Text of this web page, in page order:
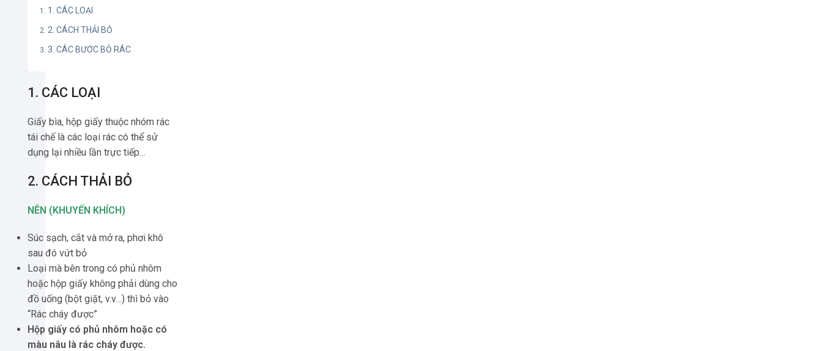
1. CÁC LOẠI
2. CÁCH THẢI BỎ
3. CÁC BƯỚC BỎ RÁC
1. CÁC LOẠI
Giấy bìa, hộp giấy thuộc nhóm rác
tái chế là các loại rác có thể sử
dụng lại nhiều lần trực tiếp…
2. CÁCH THẢI BỎ
NÊN (KHUYẾN KHÍCH)
Súc sạch, cắt và mở ra, phơi khô
sau đó vứt bỏ
Loại mà bên trong có phủ nhôm
hoặc hộp giấy không phải dùng cho
đồ uống (bột giặt, v.v…) thì bỏ vào
“Rác cháy được”
Hộp giấy có phủ nhôm hoặc có
màu nâu là rác cháy được.